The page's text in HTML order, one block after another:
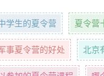
学生的夏令营 夏令营
事夏令营的好处 北京